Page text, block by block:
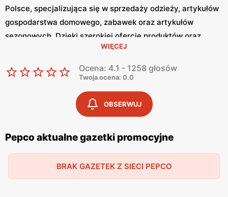
Polsce, specjalizująca się w sprzedaży odzieży, artykułów
gospodarstwa domowego, zabawek oraz artykułów
sezonowych. Dzięki szerokiej ofercie produktów oraz
Pepcozdobyło zaufanie milionów
klientów w kraju. Główną zaletą tej sieci jest dbałość o
zapewnienieniskich cen, co sprawia, że zakupy w
są dostępne dla szerokiej grupy odbiorców. Jednym z
kluczowych elementów strategii marketingowej
regularnie wydawanegazetki promocyjne
publikowane co dwa tygodnie, a każda z nich zawiera
bogaty wybór produktów w obniżonych cenach. Dzięki
i okazjami, co pozwala im na planowanie
WIĘCEJ
Ocena: 4.1 - 1258 głosów
Twoja ocena: 0.0
OBSERWUJ
Pepco aktualne gazetki promocyjne
BRAK GAZETEK Z SIECI PEPCO